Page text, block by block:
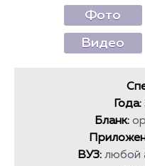
Фото
Видео
Года:
Бланк:
ВУЗ: любой